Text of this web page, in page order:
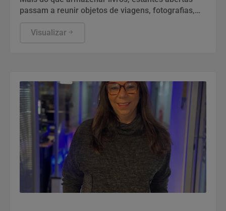
passam a reunir objetos de viagens, fotografias,
Visualizar